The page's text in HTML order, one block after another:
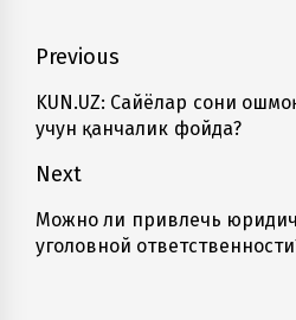
Навигация
по
записям
Previous
Previous
post:
KUN.UZ: Сайёҳлар сони
учун қанчалик фойда?
Next
Next
post:
Можно ли привлечь
уголовной